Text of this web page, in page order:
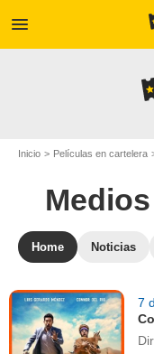
menu
Inicio Películas en cartelera
Home Noticias
7